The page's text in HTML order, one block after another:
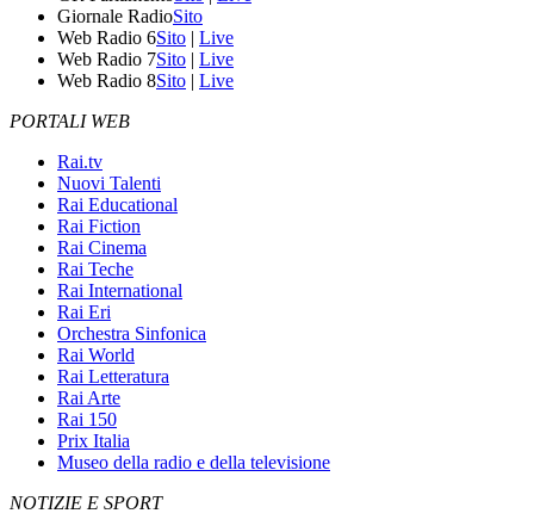
Giornale RadioSito
Web Radio 6Sito | Live
Web Radio 7Sito | Live
Web Radio 8Sito | Live
PORTALI WEB
Rai.tv
Nuovi Talenti
Rai Educational
Rai Fiction
Rai Cinema
Rai Teche
Rai International
Rai Eri
Orchestra Sinfonica
Rai World
Rai Letteratura
Rai Arte
Rai 150
Prix Italia
Museo della radio e della televisione
NOTIZIE E SPORT